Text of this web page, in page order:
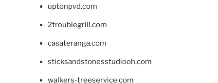
uptonpvd.com
2troublegrill.com
casateranga.com
sticksandstonesstudiooh.com
walkers-treeservice.com